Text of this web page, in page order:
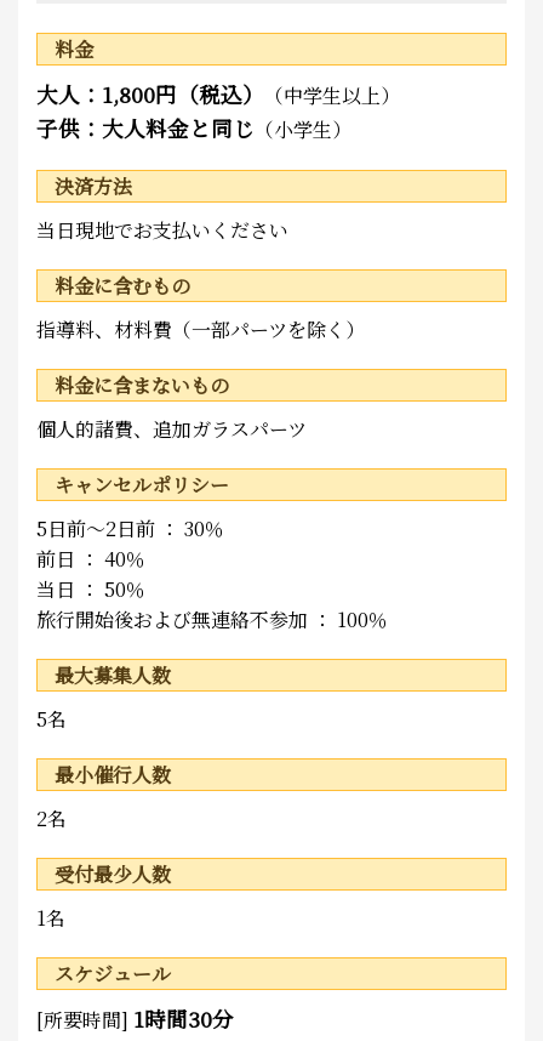
料金
大人：1,800円（税込） （中学生以上）
子供：大人料金と同じ （小学生）
決済方法
当日現地でお支払いください
料金に含むもの
指導料、材料費（一部パーツを除く）
料金に含まないもの
個人的諸費、追加ガラスパーツ
キャンセルポリシー
5日前～2日前 ： 30％
前日 ： 40％
当日 ： 50％
旅行開始後および無連絡不参加 ： 100％
最大募集人数
5名
最小催行人数
2名
受付最少人数
1名
スケジュール
[所要時間] 1時間30分